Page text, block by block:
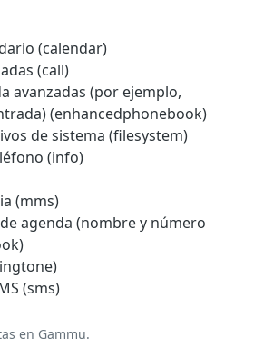
(calendar)
(call)
avanzadas (por ejemplo,
(enhancedphonebook)
de sistema (filesystem)
(info)
(mms)
agenda (nombre y número
(sms)
en Gammu.